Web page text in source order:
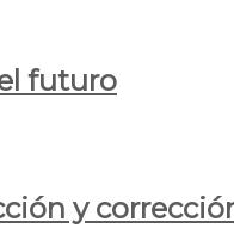
futuro
y